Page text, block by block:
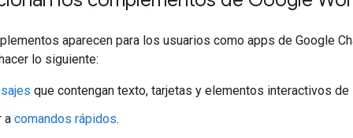
aparecen para los usuarios como apps de Google
lo siguiente:
que contengan texto, tarjetas y elementos interactivos de
a comandos rápidos.